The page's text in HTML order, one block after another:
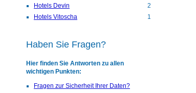
Hotels Devin
2
Hotels Vitoscha
1
Haben Sie Fragen?
Hier finden Sie Antworten zu allen
wichtigen Punkten:
Fragen zur Sicherheit Ihrer Daten?